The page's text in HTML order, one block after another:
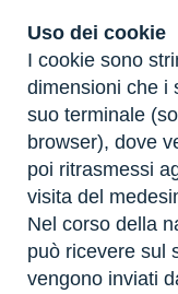
Uso dei cookie
I cookie sono
dimensioni che i
suo terminale
browser), dove
poi ritrasmessi
visita del
Nel corso della
può ricevere sul
vengono inviati